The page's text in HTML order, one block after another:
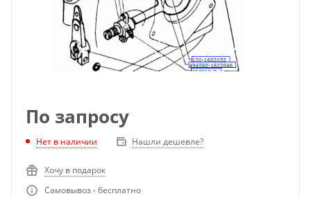
По запросу
Нет в наличии Нашли дешевле?
Хочу в подарок
Самовывоз - бесплатно